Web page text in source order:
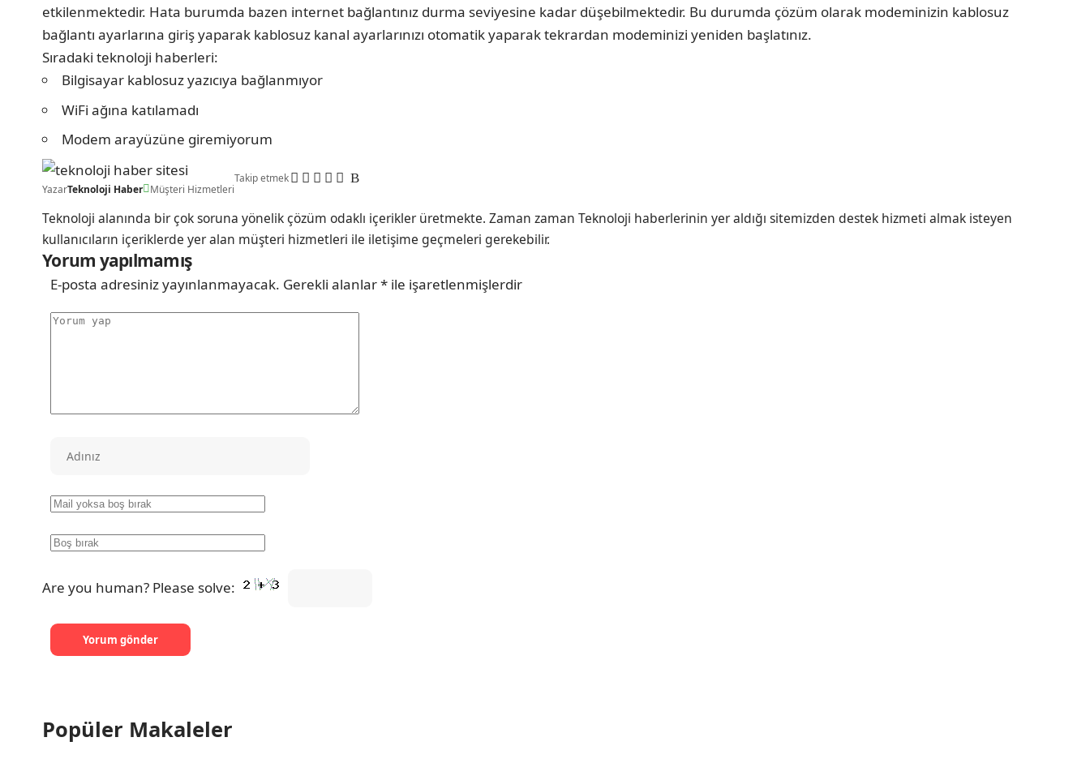
etkilenmektedir. Hata burumda bazen internet bağlantınız durma seviyesine kadar düşebilmektedir. Bu durumda çözüm olarak modeminizin kablosuz
bağlantı ayarlarına giriş yaparak kablosuz kanal ayarlarınızı otomatik yaparak tekrardan modeminizi yeniden başlatınız.
Sıradaki teknoloji haberleri:
Bilgisayar kablosuz yazıcıya bağlanmıyor
WiFi ağına katılamadı
Modem arayüzüne giremiyorum
YazarTeknoloji Haber Müşteri Hizmetleri
Takip etmek
Teknoloji alanında bir çok soruna yönelik çözüm odaklı içerikler üretmekte. Zaman zaman Teknoloji haberlerinin yer aldığı sitemizden destek hizmeti almak isteyen
kullanıcıların içeriklerde yer alan müşteri hizmetleri ile iletişime geçmeleri gerekebilir.
Yorum yapılmamış
E-posta adresiniz yayınlanmayacak. Gerekli alanlar* ile işaretlenmişlerdir
Are you human? Please solve:
Popüler Makaleler